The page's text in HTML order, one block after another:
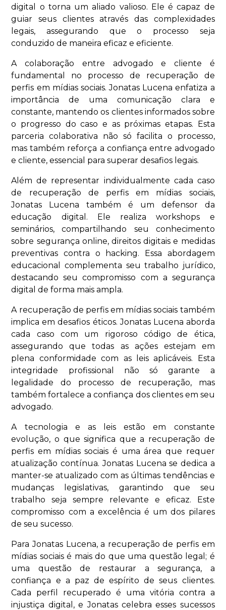
digital o torna um aliado valioso. Ele é capaz de
guiar seus clientes através das complexidades
legais, assegurando que o processo seja
conduzido de maneira eficaz e eficiente.
A colaboração entre advogado e cliente é
fundamental no processo de recuperação de
perfis em mídias sociais. Jonatas Lucena enfatiza a
importância de uma comunicação clara e
constante, mantendo os clientes informados sobre
o progresso do caso e as próximas etapas. Esta
parceria colaborativa não só facilita o processo,
mas também reforça a confiança entre advogado
e cliente, essencial para superar desafios legais.
Além de representar individualmente cada caso
de recuperação de perfis em mídias sociais,
Jonatas Lucena também é um defensor da
educação digital. Ele realiza workshops e
seminários, compartilhando seu conhecimento
sobre segurança online, direitos digitais e medidas
preventivas contra o hacking. Essa abordagem
educacional complementa seu trabalho jurídico,
destacando seu compromisso com a segurança
digital de forma mais ampla.
A recuperação de perfis em mídias sociais também
implica em desafios éticos. Jonatas Lucena aborda
cada caso com um rigoroso código de ética,
assegurando que todas as ações estejam em
plena conformidade com as leis aplicáveis. Esta
integridade profissional não só garante a
legalidade do processo de recuperação, mas
também fortalece a confiança dos clientes em seu
advogado.
A tecnologia e as leis estão em constante
evolução, o que significa que a recuperação de
perfis em mídias sociais é uma área que requer
atualização contínua. Jonatas Lucena se dedica a
manter-se atualizado com as últimas tendências e
mudanças legislativas, garantindo que seu
trabalho seja sempre relevante e eficaz. Este
compromisso com a excelência é um dos pilares
de seu sucesso.
Para Jonatas Lucena, a recuperação de perfis em
mídias sociais é mais do que uma questão legal; é
uma questão de restaurar a segurança, a
confiança e a paz de espírito de seus clientes.
Cada perfil recuperado é uma vitória contra a
injustiça digital, e Jonatas celebra esses sucessos